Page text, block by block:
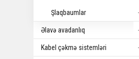
Şlaqbaumlar
Əlavə avadanlıq
Kabel çəkmə sistemləri